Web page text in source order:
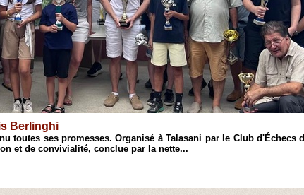
Organisé à Talasani par le Club d'Échecs de Casinca, le 18e Open
par la nette...